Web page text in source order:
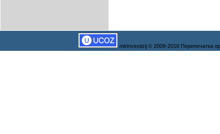
mirinvestizij © 2009-2016 Перепечатка